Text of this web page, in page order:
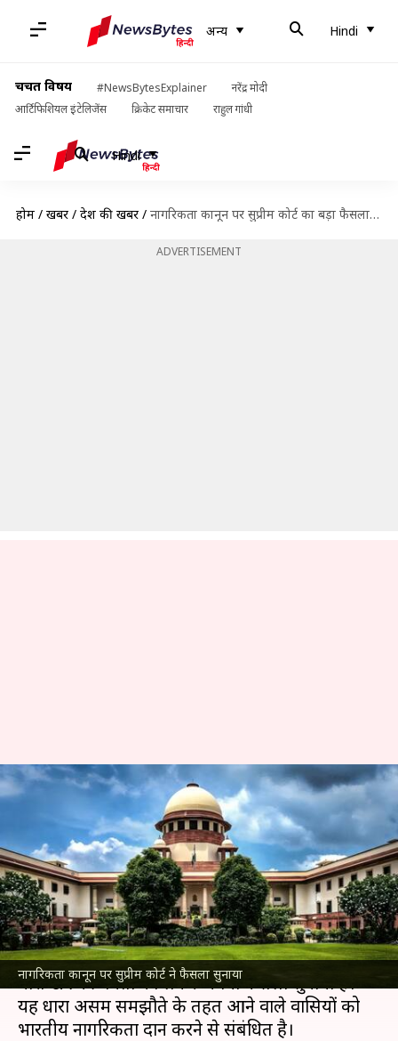
अन्य Hindi
चर्चित विषय #NewsBytesExplainer
नरेंद्र मोदी
आर्टिफिशियल इंटेलिजेंस
क्रिकेट समाचार राहुल गांधी
Hindi
होम / खबरें / देश की खबरें / नागरिकता कानून पर सुप्रीम कोर्ट का बड़ा फैसला, कानून की धारा-6A की वैधता बरकरार
ADVERTISEMENT
नागरिकता कानून पर सुप्रीम कोर्ट ने फैसला सुनाया
नागरिकता कानून पर सुप्रीम कोर्ट का
बड़ा फैसला, कानून की धारा-6A की
वैधता बरकरार
लेखन गजेंद्र Oct 17, 2024 11:26 am
क्या है खबर?
सुप्रीम कोर्टने गुरुवार को नागरिकता अधिनियम 1955 की
धारा-6A की वैधता को लेकर अपना फैसला सुनाया है।
यह धारा असम समझौते के तहत आने वाले प्रवासियों को